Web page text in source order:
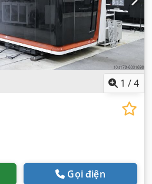
1 /4
Gọi điện